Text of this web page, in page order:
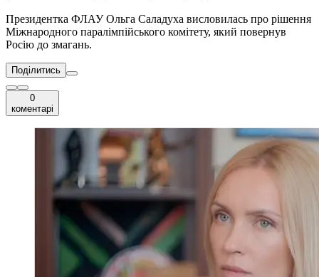
Президентка ФЛАУ Ольга Саладуха висловилась про рішення
Міжнародного паралімпійського комітету, який повернув
Росію до змагань.
Поділитись
0
коментарі